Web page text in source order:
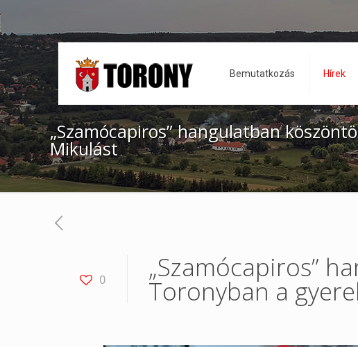
Bemutatkozás Hírek
„Szamócapiros” hangulatban
Mikulást
0 „Szamócapiros”
Toronyban a